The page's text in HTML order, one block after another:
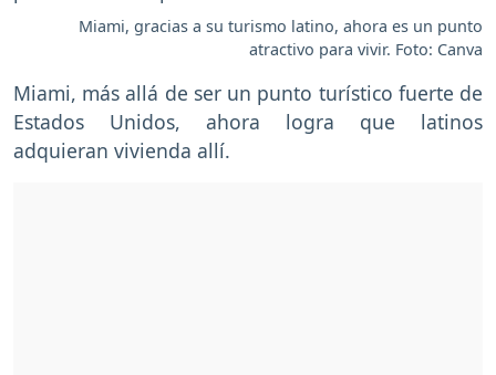
Miami, gracias a su turismo latino, ahora es un punto
atractivo para vivir. Foto: Canva
Miami, más allá de ser un punto turístico fuerte de
Estados Unidos, ahora logra que latinos
adquieran vivienda allí.